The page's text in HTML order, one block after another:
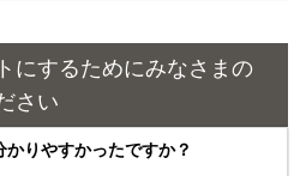
にするためにみなさまの
さい
りやすかったですか？